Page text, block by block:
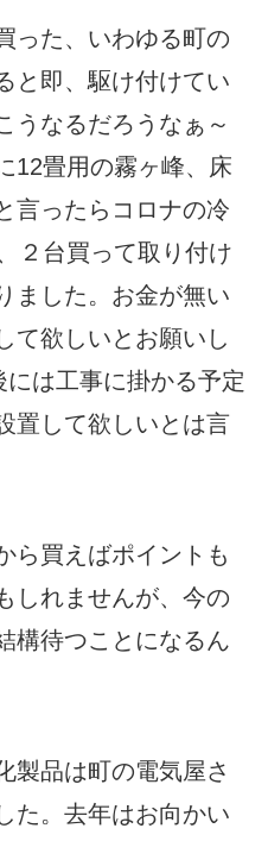
った、いわゆる町の
と即、駆け付けてい
うなるだろうなぁ～
12畳用の霧ヶ峰、床
言ったらコロナの冷
２台買って取り付け
ました。お金が無い
て欲しいとお願いし
は工事に掛かる予定
置して欲しいとは言
ら買えばポイントも
しれませんが、今の
構待つことになるん
製品は町の電気屋さ
た。去年はお向かい